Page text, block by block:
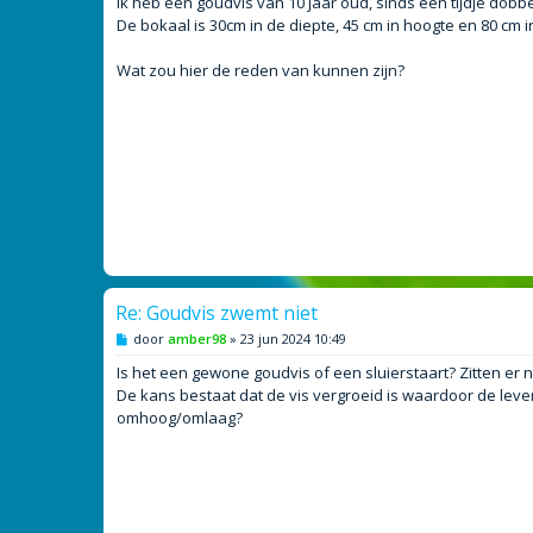
De bokaal is 30cm in de diepte, 45 cm in hoogte en 80 cm
Wat zou hier de reden van kunnen zijn?
Re: Goudvis zwemt niet
B
r
c
h
door amber98 » 23 jun 2024 10:49
Is het een gewone goudvis of een sluierstaart? Zitten er
De kans bestaat dat de vis vergroeid is waardoor de
omhoog/omlaag?